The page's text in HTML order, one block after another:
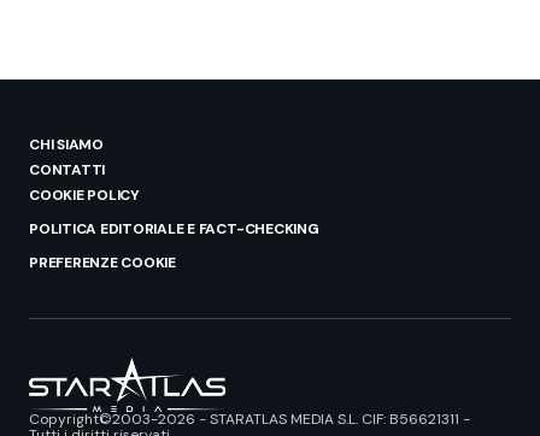
CHI SIAMO
CONTATTI
COOKIE POLICY
POLITICA EDITORIALE E FACT-CHECKING
PREFERENZE COOKIE
Copyright©2003-2026 - STARATLAS MEDIA S.L. CIF: B56621311 -